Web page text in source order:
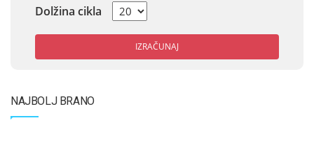
Dolžina cikla
IZRAČUNAJ
NAJBOLJ BRANO